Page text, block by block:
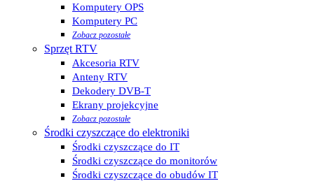
Komputery OPS
Komputery PC
Zobacz pozostałe
Sprzęt RTV
Akcesoria RTV
Anteny RTV
Dekodery DVB-T
Ekrany projekcyjne
Zobacz pozostałe
Środki czyszczące do elektroniki
Środki czyszczące do IT
Środki czyszczące do monitorów
Środki czyszczące do obudów IT